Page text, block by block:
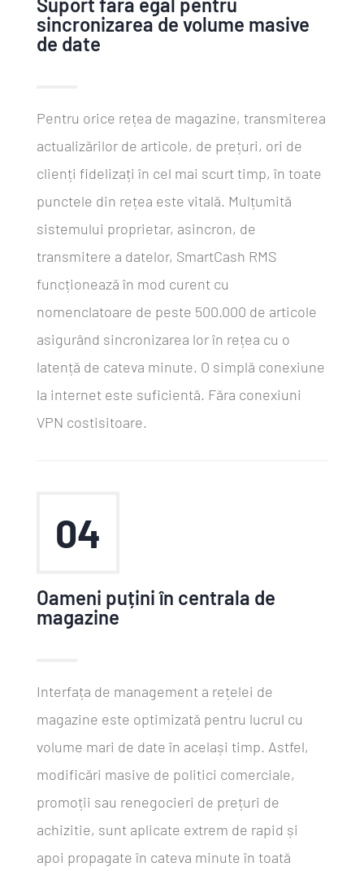
sincronizarea de volume masive
de date
Pentru orice rețea de magazine, transmiterea
actualizărilor de articole, de prețuri, ori de
clienți fidelizați în cel mai scurt timp, în toate
punctele din rețea este vitală. Mulțumită
sistemului proprietar, asincron, de
transmitere a datelor, SmartCash RMS
funcționează în mod curent cu
nomenclatoare de peste 500.000 de articole
asigurând sincronizarea lor în rețea cu o
latență de cateva minute. O simplă conexiune
la internet este suficientă. Făra conexiuni
VPN costisitoare.
04
Oameni puțini în centrala de
magazine
Interfața de management a rețelei de
magazine este optimizată pentru lucrul cu
volume mari de date în același timp. Astfel,
modificări masive de politici comerciale,
promoții sau renegocieri de prețuri de
achizitie, sunt aplicate extrem de rapid și
apoi propagate în cateva minute în toată